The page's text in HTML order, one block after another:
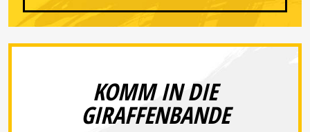
KOMM IN DIE
GIRAFFENBANDE